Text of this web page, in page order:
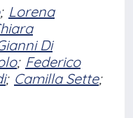
; Lorena
Di
; Federico
; Camilla Sette;